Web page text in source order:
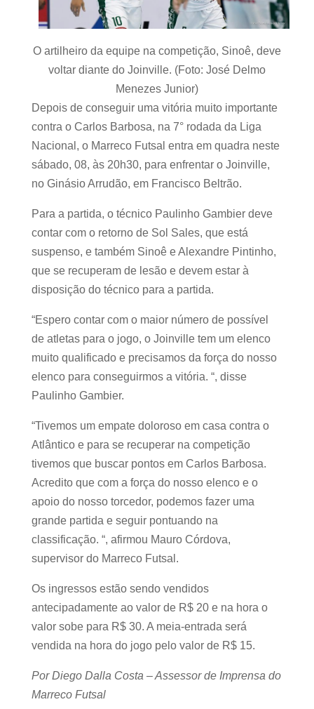
O artilheiro da equipe na competição, Sinoê, deve
voltar diante do Joinville. (Foto: José Delmo
Menezes Junior)
Depois de conseguir uma vitória muito importante
contra o Carlos Barbosa, na 7° rodada da Liga
Nacional, o Marreco Futsal entra em quadra neste
sábado, 08, às 20h30, para enfrentar o Joinville,
no Ginásio Arrudão, em Francisco Beltrão.
Para a partida, o técnico Paulinho Gambier deve
contar com o retorno de Sol Sales, que está
suspenso, e também Sinoê e Alexandre Pintinho,
que se recuperam de lesão e devem estar à
disposição do técnico para a partida.
“Espero contar com o maior número de possível
de atletas para o jogo, o Joinville tem um elenco
muito qualificado e precisamos da força do nosso
elenco para conseguirmos a vitória. “, disse
Paulinho Gambier.
“Tivemos um empate doloroso em casa contra o
Atlântico e para se recuperar na competição
tivemos que buscar pontos em Carlos Barbosa.
Acredito que com a força do nosso elenco e o
apoio do nosso torcedor, podemos fazer uma
grande partida e seguir pontuando na
classificação. “, afirmou Mauro Córdova,
supervisor do Marreco Futsal.
Os ingressos estão sendo vendidos
antecipadamente ao valor de R$ 20 e na hora o
valor sobe para R$ 30. A meia-entrada será
vendida na hora do jogo pelo valor de R$ 15.
Por Diego Dalla Costa – Assessor de Imprensa do
Marreco Futsal